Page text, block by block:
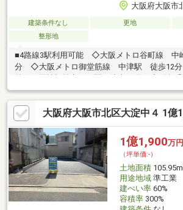
大阪府大阪市
建築条件なし 更地
整形地
■4路線3駅利用可能 ◇大阪メトロ谷町線 中
分 ◇大阪メトロ御堂筋線 中津駅 徒歩12
丁目駅 徒歩10分■建築条件なし■お好きなハ
で建築可能■間口 約10m■現況月極駐車場■ラ
ション ◇豊崎本庄小学校・・230m ◇豊崎中
440m ◇ライフ本庄店・・・230m ◇ローソ
目店・・・140m ◇大阪本庄郵便局・・・
ン・・・150m ◇大阪市北区役所・・・
園・・・320m
大阪府大阪市北区大淀中４ 1億
1億1,900万円
（坪単価:-）
土地面積105.95m
用途地域準工業
建ぺい率60%
容積率300%